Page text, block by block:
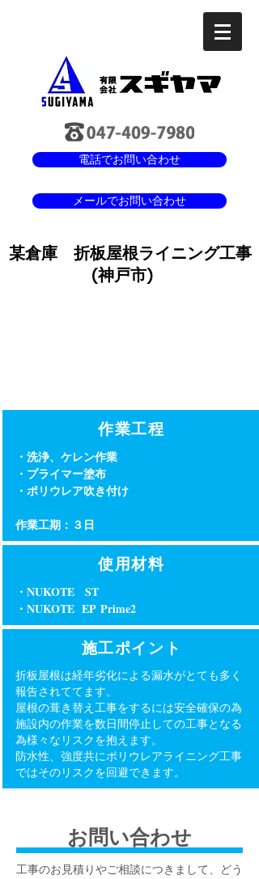
電話でお問い合わせ
メールでお問い合わせ
​お問い合わせ
​工事のお見積りやご相談につきまして、どう
某倉庫 折板屋根ライニング工事
(神戸市)
​作業工程
・洗浄、ケレン作業
​・プライマー塗布
・ポリウレア吹き付け
作業工期：３日
使用材料
・NUKOTE ST
・NUKOTE EP Prime2
施工ポイント
折板屋根は経年劣化による漏水がとても多く
報告されててます。
屋根の葺き替え工事をするには安全確保の為
施設内の作業を数日間停止しての工事となる
為様々なリスクを抱えます。
防水性、強度共にポリウレアライニング工事
ではそのリスクを回避できます。